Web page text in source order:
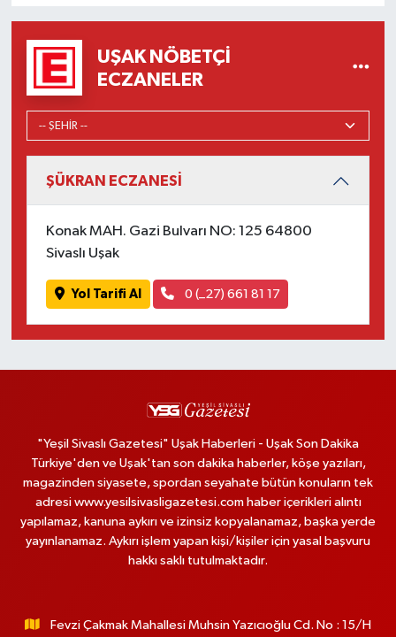
UŞAK NÖBETÇI
ECZANELER
ŞÜKRAN ECZANESİ
Konak MAH. Gazi Bulvarı NO: 125 64800
Sivaslı Uşak
Yol Tarifi Al 0 (_27) 661 81 17
"Yeşil Sivaslı Gazetesi" Uşak Haberleri - Uşak Son Dakika
Türkiye'den ve Uşak'tan son dakika haberler, köşe yazıları,
magazinden siyasete, spordan seyahate bütün konuların tek
adresi www.yesilsivasligazetesi.com haber içerikleri alıntı
yapılamaz, kanuna aykırı ve izinsiz kopyalanamaz, başka yerde
yayınlanamaz. Aykırı işlem yapan kişi/kişiler için yasal başvuru
hakkı saklı tutulmaktadır.
Fevzi Çakmak Mahallesi Muhsin Yazıcıoğlu Cd. No : 15/H